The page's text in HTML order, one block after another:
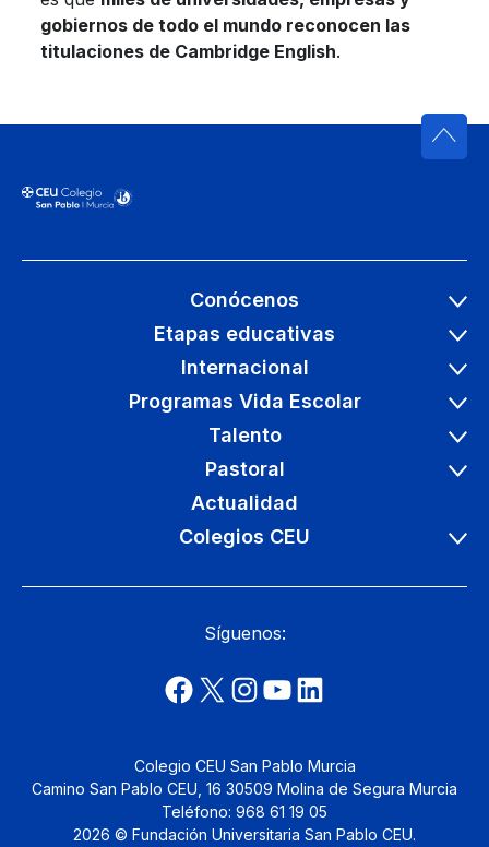
gobiernos de todo el mundo reconocen las
titulaciones de Cambridge English.
Conócenos
Etapas educativas
Internacional
Programas Vida Escolar
Talento
Pastoral
Actualidad
Colegios CEU
Síguenos:
Colegio CEU San Pablo Murcia
Camino San Pablo CEU, 16 30509 Molina de Segura Murcia
Teléfono: 968 61 19 05
2026 © Fundación Universitaria San Pablo CEU.